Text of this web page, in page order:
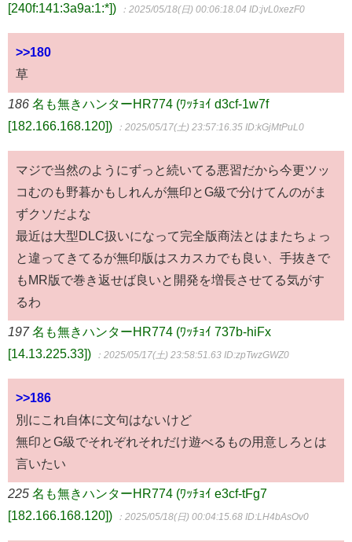
[240f:141:3a9a:1:*])
：2025/05/18(日) 00:06:18.04 ID:jvL0xezF0
>>180
草
186 名も無きハンターHR774 (ﾜｯﾁｮｲ d3cf-1w7f
[182.166.168.120])
：2025/05/17(土) 23:57:16.35 ID:kGjMtPuL0
マジで当然のようにずっと続いてる悪習だから今更ツッ
コむのも野暮かもしれんが無印とG級で分けてんのがま
ずクソだよな
最近は大型DLC扱いになって完全版商法とはまたちょっ
と違ってきてるが無印版はスカスカでも良い、手抜きで
もMR版で巻き返せば良いと開発を増長させてる気がす
るわ
197 名も無きハンターHR774 (ﾜｯﾁｮｲ 737b-hiFx
[14.13.225.33])
：2025/05/17(土) 23:58:51.63 ID:zpTwzGWZ0
>>186
別にこれ自体に文句はないけど
無印とG級でそれぞれそれだけ遊べるもの用意しろとは
言いたい
225 名も無きハンターHR774 (ﾜｯﾁｮｲ e3cf-tFg7
[182.166.168.120])
：2025/05/18(日) 00:04:15.68 ID:LH4bAsOv0